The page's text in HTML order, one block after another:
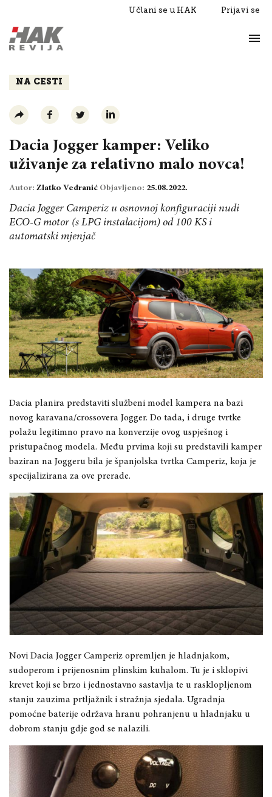
Učlani se u HAK Prijavi se
Razgovori
NA CESTI
Dacia Jogger kamper: Veliko
uživanje za relativno malo novca!
Autor: Zlatko Vedranić Objavljeno: 25.08.2022.
Dacia Jogger Camperiz u osnovnoj konfiguraciji nudi
ECO-G motor (s LPG instalacijom) od 100 KS i
automatski mjenjač
Dacia planira predstaviti službeni model kampera na bazi
novog karavana/crossovera Jogger. Do tada, i druge tvrtke
polažu legitimno pravo na konverzije ovog uspješnog i
pristupačnog modela. Među prvima koji su predstavili kamper
baziran na Joggeru bila je španjolska tvrtka Camperiz, koja je
specijalizirana za ove prerade.
Novi Dacia Jogger Camperiz opremljen je hladnjakom,
sudoperom i prijenosnim plinskim kuhalom. Tu je i sklopivi
krevet koji se brzo i jednostavno sastavlja te u rasklopljenom
stanju zauzima prtljažnik i stražnja sjedala. Ugradnja
pomoćne baterije održava hranu pohranjenu u hladnjaku u
dobrom stanju gdje god se nalazili.